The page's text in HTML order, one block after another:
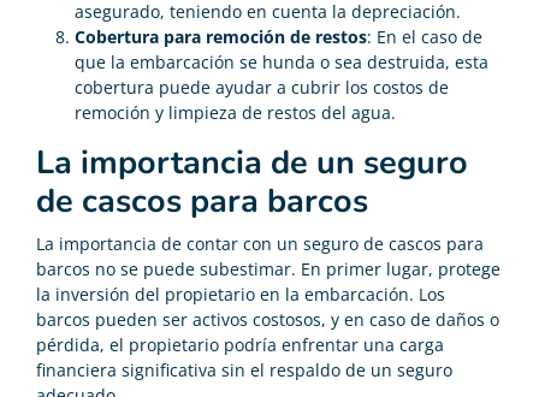
asegurado, teniendo en cuenta la depreciación.
Cobertura para remoción de restos: En el caso de
que la embarcación se hunda o sea destruida, esta
cobertura puede ayudar a cubrir los costos de
remoción y limpieza de restos del agua.
La importancia de un seguro
de cascos para barcos
La importancia de contar con un seguro de cascos para
barcos no se puede subestimar. En primer lugar, protege
la inversión del propietario en la embarcación. Los
barcos pueden ser activos costosos, y en caso de daños o
pérdida, el propietario podría enfrentar una carga
financiera significativa sin el respaldo de un seguro